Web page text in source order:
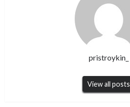
pristroykin_
View all posts